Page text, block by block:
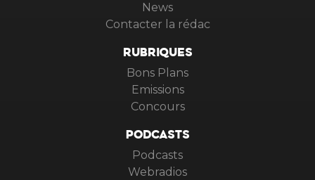
News
Contacter la rédac
RUBRIQUES
Bons Plans
Emissions
Concours
PODCASTS
Podcasts
Webradios